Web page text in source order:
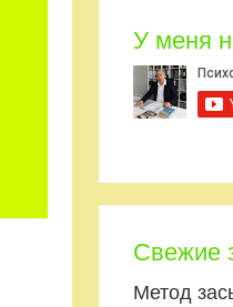
У меня
Свежие
Метод